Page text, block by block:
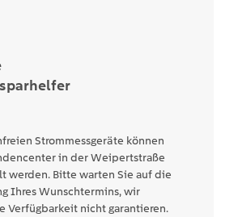
Strommessgeräte können
in der Weipertstraße
werden. Bitte warten Sie auf die
Ihres Wunschtermins, wir
Verfügbarkeit nicht garantieren.